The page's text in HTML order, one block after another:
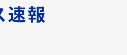
速報